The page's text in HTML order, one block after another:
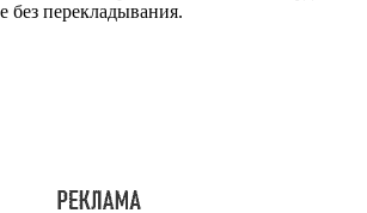
без перекладывания.